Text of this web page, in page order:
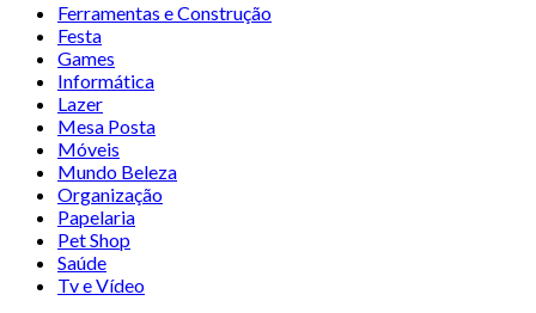
Ferramentas e Construção
Festa
Games
Informática
Lazer
Mesa Posta
Móveis
Mundo Beleza
Organização
Papelaria
Pet Shop
Saúde
Tv e Vídeo